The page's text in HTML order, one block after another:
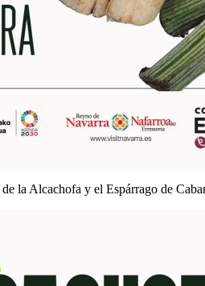
la Alcachofa y el Espárrago de